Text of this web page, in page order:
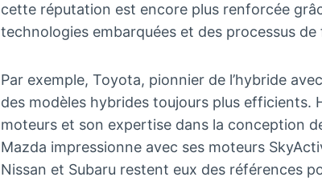
cette réputation est encore plus renforcée
technologies embarquées et des processus
Par exemple, Toyota, pionnier de l’hybride
des modèles hybrides toujours plus efficients.
moteurs et son expertise dans la conception
Mazda impressionne avec ses moteurs
Nissan et Subaru restent eux des références